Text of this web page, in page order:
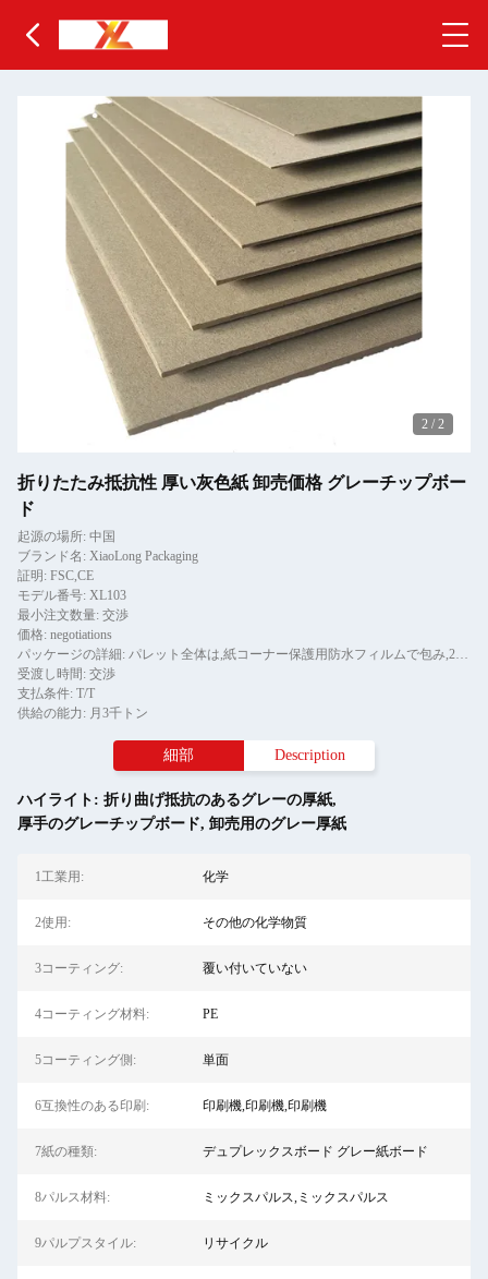
2 / 2
折りたたみ抵抗性 厚い灰色紙 卸売価格 グレーチップボー
ド
起源の場所: 中国
ブランド名: XiaoLong Packaging
証明: FSC,CE
モデル番号: XL103
最小注文数量: 交渉
価格: negotiations
パッケージの詳細: パレット全体は,紙コーナー保護用防水フィルムで包み,2ピースのテールストライプで固定されています.
受渡し時間: 交渉
支払条件: T/T
供給の能力: 月3千トン
細部 Description
ハイライト: 折り曲げ抵抗のあるグレーの厚紙,
厚手のグレーチップボード, 卸売用のグレー厚紙
1工業用: 化学
2使用: その他の化学物質
3コーティング: 覆い付いていない
4コーティング材料: PE
5コーティング側: 単面
6互換性のある印刷: 印刷機,印刷機,印刷機
7紙の種類: デュプレックスボード グレー紙ボード
8パルス材料: ミックスパルス,ミックスパルス
9パルプスタイル: リサイクル